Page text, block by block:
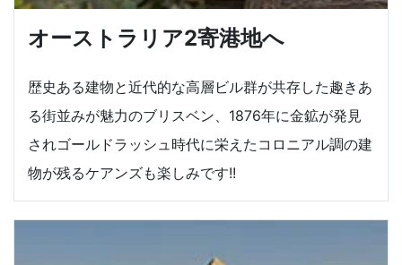
オーストラリア2寄港地へ
歴史ある建物と近代的な高層ビル群が共存した趣きあ
る街並みが魅力のブリスベン、1876年に金鉱が発見
されゴールドラッシュ時代に栄えたコロニアル調の建
物が残るケアンズも楽しみです!!